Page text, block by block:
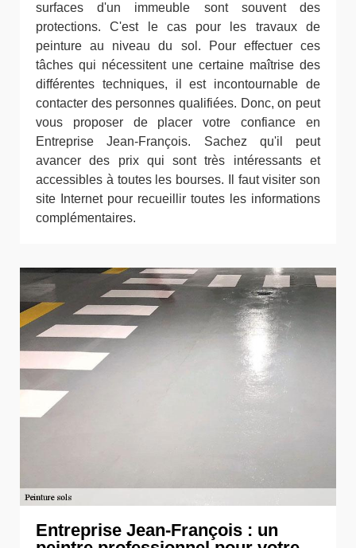
surfaces d'un immeuble sont souvent des
protections. C'est le cas pour les travaux de
peinture au niveau du sol. Pour effectuer ces
tâches qui nécessitent une certaine maîtrise des
différentes techniques, il est incontournable de
contacter des personnes qualifiées. Donc, on peut
vous proposer de placer votre confiance en
Entreprise Jean-François. Sachez qu'il peut
avancer des prix qui sont très intéressants et
accessibles à toutes les bourses. Il faut visiter son
site Internet pour recueillir toutes les informations
complémentaires.
Entreprise Jean-François : un